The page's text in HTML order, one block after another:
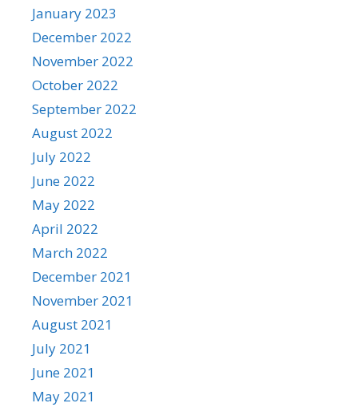
January 2023
December 2022
November 2022
October 2022
September 2022
August 2022
July 2022
June 2022
May 2022
April 2022
March 2022
December 2021
November 2021
August 2021
July 2021
June 2021
May 2021